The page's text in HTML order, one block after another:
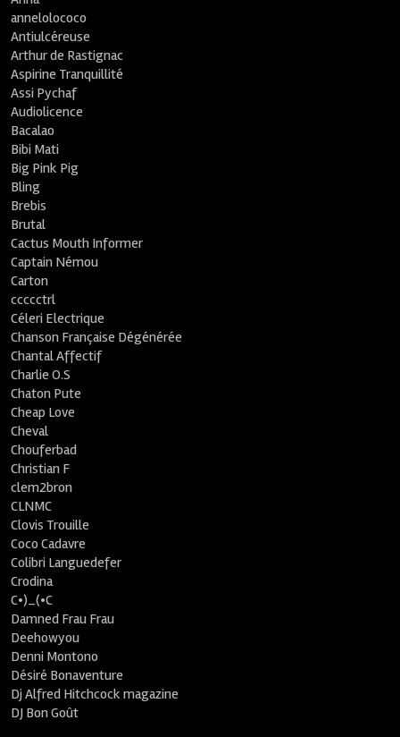
annelolococo
Antiulcéreuse
Arthur de Rastignac
Aspirine Tranquillité
Assi Pychaf
Audiolicence
Bacalao
Bibi Mati
Big Pink Pig
Bling
Brebis
Brutal
Cactus Mouth Informer
Captain Némou
Carton
ccccctrl
Céleri Electrique
Chanson Française Dégénérée
Chantal Affectif
Charlie O.S
Chaton Pute
Cheap Love
Cheval
Chouferbad
Christian F
clem2bron
CLNMC
Clovis Trouille
Coco Cadavre
Colibri Languedefer
Crodina
C•)_(•C
Damned Frau Frau
Deehowyou
Denni Montono
Désiré Bonaventure
Dj Alfred Hitchcock magazine
DJ Bon Goût